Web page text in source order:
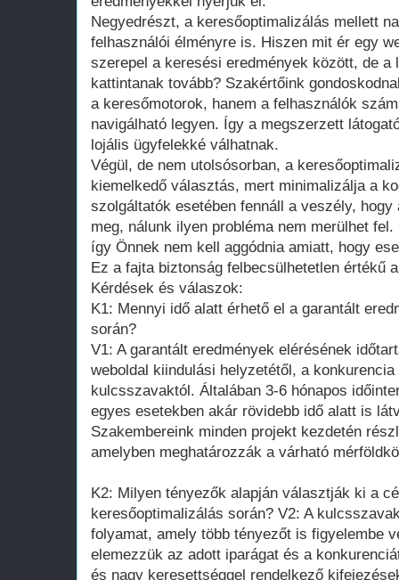
Negyedrészt, a keresőoptimalizálás mellett
felhasználói élményre is. Hiszen mit ér egy
szerepel a keresési eredmények között, de a
kattintanak tovább? Szakértőink
a keresőmotorok, hanem a felhasználók
navigálható legyen. Így a megszerzett
lojális ügyfelekké válhatnak.
Végül, de nem utolsósorban, a
kiemelkedő választás, mert minimalizálja a
szolgáltatók esetében fennáll a veszély,
meg, nálunk ilyen probléma nem merülhet
így Önnek nem kell aggódnia amiatt, hogy
Ez a fajta biztonság felbecsülhetetlen értékű
Kérdések és válaszok:
K1: Mennyi idő alatt érhető el a garantált
során?
V1: A garantált eredmények elérésének
weboldal kiindulási helyzetétől, a
kulcsszavaktól. Általában 3-6 hónapos
egyes esetekben akár rövidebb idő alatt is
Szakembereink minden projekt kezdetén
amelyben meghatározzák a várható
K2: Milyen tényezők alapján választják ki a
keresőoptimalizálás során? V2: A
folyamat, amely több tényezőt is figyelembe
elemezzük az adott iparágat és a
és nagy keresettséggel rendelkező